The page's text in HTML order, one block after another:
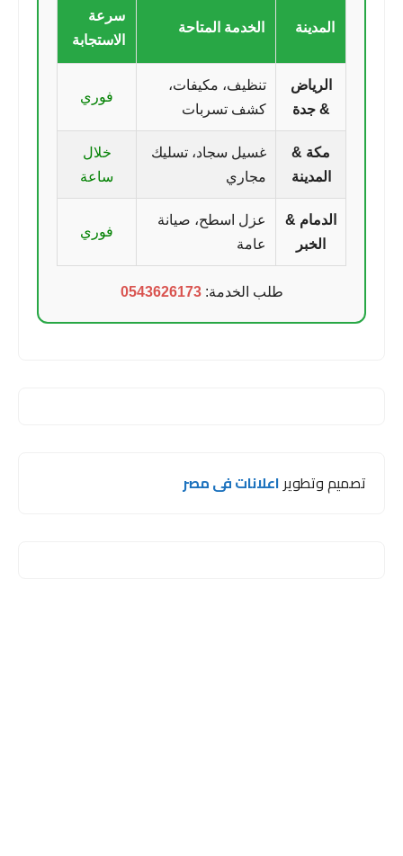
المدينة الخدمة المتاحة
سرعة
الاستجابة
الرياض
& جدة
تنظيف، مكيفات،
كشف تسربات
فوري
مكة &
المدينة
غسيل سجاد، تسليك
مجاري
خلال
ساعة
الدمام &
الخبر
عزل اسطح، صيانة
عامة
فوري
طلب الخدمة:0543626173
تصميم وتطويراعلانات فى مصر